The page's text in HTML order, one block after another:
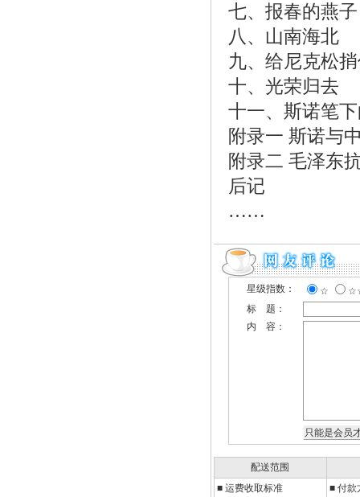
七、报春的燕子
八、山南海北
九、给尼克松
十、光荣归去
十一、斯诺笔
附录一 斯诺与
附录二 毛泽东
后记
……
星级指数： ☆
标 题：
内 容：
配送范围
■ 运费收取标准
■ 付款